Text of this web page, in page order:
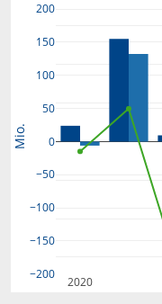
2020
−200
−150
−100
−50
0
50
100
150
200
Mio.